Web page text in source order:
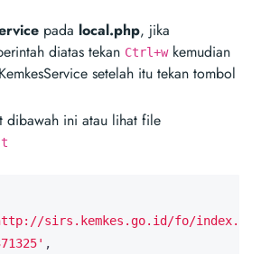
pada local.php, jika
diatas tekan Ctrl+wkemudian
setelah itu tekan tombol
dibawah ini atau lihat file
sirs.kemkes.go.id/fo/
,